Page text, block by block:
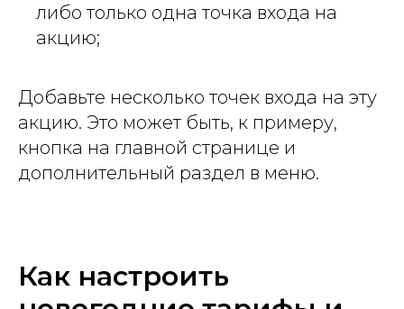
либо только одна точка входа на
акцию;
Добавьте несколько точек входа на эту
акцию. Это может быть, к примеру,
кнопка на главной странице и
дополнительный раздел в меню.
Как настроить